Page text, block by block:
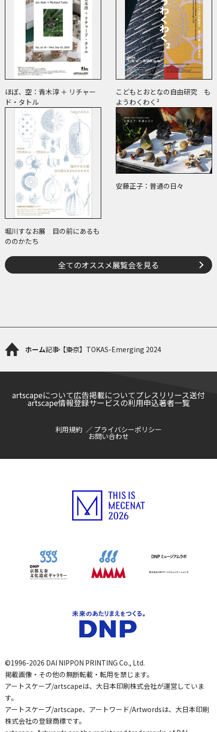
ほぼ、空：青木淳 ＋ リチャー
ド・タトル
こどもとおとなの自由研究 も
ようわくわく²
堀川すなお展 目の前にあるも
ののかたち
安藤正子：普通の日々
全てのオススメ展覧会を見る
ホーム記事【東京】TOKAS-Emerging 2024
artscapeについて広告掲載についてプレスリリース送付
artscape情報登録サービスの利用申込著者一覧
利用規約 プライバシーポリシー
お問い合わせ
©1996-2026 DAI NIPPON PRINTING Co., Ltd.
掲載画像・その他の無断転載・転用を禁じます。
アートスケープ/artscapeは、大日本印刷株式会社が運営していま
す。
アートスケープ/artscape、アートワード/Artwordsは、大日本印刷
株式会社の登録商標です。